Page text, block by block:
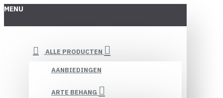
MENU
ALLE PRODUCTEN
AANBIEDINGEN
ARTE BEHANG